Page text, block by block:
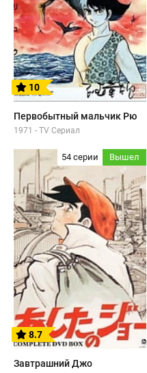
10
Первобытный мальчик Рю
1971 - TV Сериал
54 серии Вышел
8.7
Завтрашний Джо